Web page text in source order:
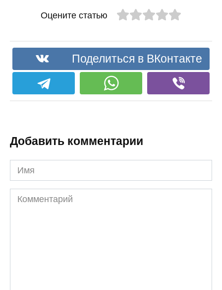
Оцените статью
Поделиться в ВКонтакте
Добавить комментарии
Имя
Комментарий